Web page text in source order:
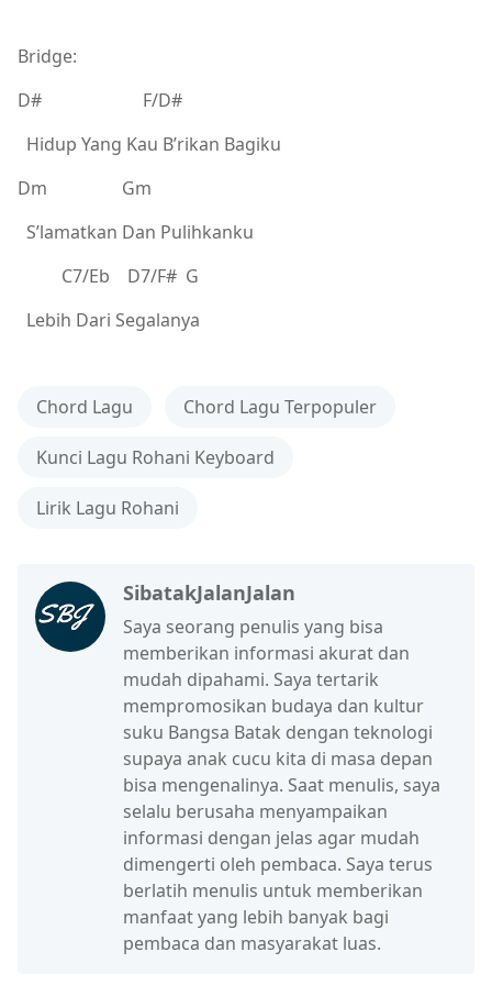
Bridge:
D# F/D#
Hidup Yang Kau B’rikan Bagiku
Dm Gm
S’lamatkan Dan Pulihkanku
C7/Eb D7/F# G
Lebih Dari Segalanya
Chord Lagu Chord Lagu Terpopuler
Kunci Lagu Rohani Keyboard
Lirik Lagu Rohani
SibatakJalanJalan
Saya seorang penulis yang bisa
memberikan informasi akurat dan
mudah dipahami. Saya tertarik
mempromosikan budaya dan kultur
suku Bangsa Batak dengan teknologi
supaya anak cucu kita di masa depan
bisa mengenalinya. Saat menulis, saya
selalu berusaha menyampaikan
informasi dengan jelas agar mudah
dimengerti oleh pembaca. Saya terus
berlatih menulis untuk memberikan
manfaat yang lebih banyak bagi
pembaca dan masyarakat luas.